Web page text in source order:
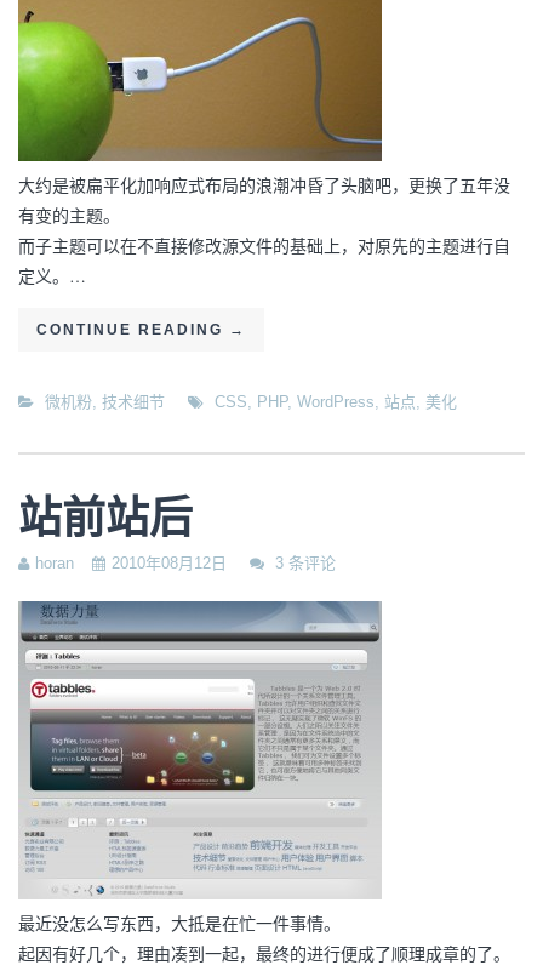
大约是被扁平化加响应式布局的浪潮冲昏了头脑吧，更换了五年没
有变的主题。
而子主题可以在不直接修改源文件的基础上，对原先的主题进行自
定义。…
CONTINUE READING →
微机粉, 技术细节 CSS, PHP, WordPress, 站点, 美化
站前站后
horan 2010年08月12日 3 条评论
最近没怎么写东西，大抵是在忙一件事情。
起因有好几个，理由凑到一起，最终的进行便成了顺理成章的了。